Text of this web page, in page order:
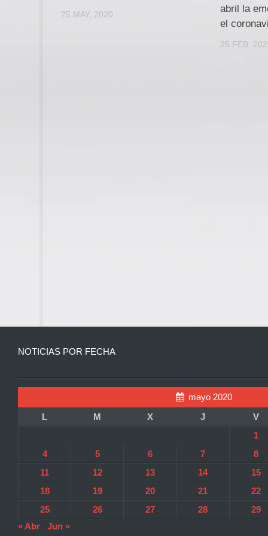
25 MAY, 2020
abril la
el
25 FEB,
NOTICIAS POR FECHA
mayo 2020
L
M X J
V
1
4
5 6 7
8
11
12 13 14
15
18
19 20 21
22
25
26 27 28
29
« Abr
Jun »